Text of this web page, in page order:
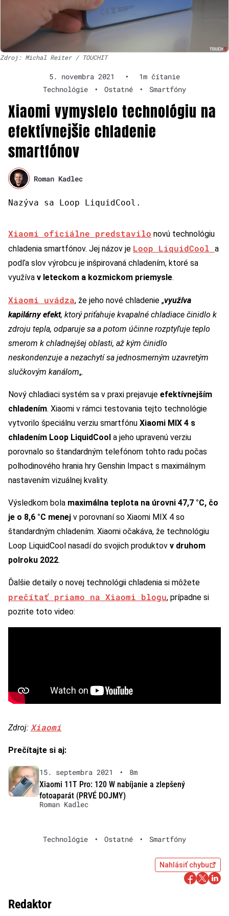
Zdroj: Michal Reiter / TOUCHIT
5. novembra 2021 •
1m čítanie
Technológie
• Ostatné • Smartfóny
Xiaomi vymyslelo technológiu na
efektívnejšie chladenie
smartfónov
Roman Kadlec
Nazýva sa Loop LiquidCool.
Xiaomi oficiálne predstavilo novú technológiu
chladenia smartfónov. Jej názov je Loop LiquidCool a
podľa slov výrobcu je inšpirovaná chladením, ktoré sa
využíva v leteckom a kozmickom priemysle.
Xiaomi uvádza, že jeho nové chladenie „využíva
kapilárny efekt, ktorý priťahuje kvapalné chladiace činidlo k
zdroju tepla, odparuje sa a potom účinne rozptyľuje teplo
smerom k chladnejšej oblasti, až kým činidlo
neskondenzuje a nezachytí sa jednosmerným uzavretým
slučkovým kanálom„.
Nový chladiaci systém sa v praxi prejavuje efektívnejším
chladením. Xiaomi v rámci testovania tejto technológie
vytvorilo špeciálnu verziu smartfónu Xiaomi MIX 4 s
chladením Loop LiquidCool a jeho upravenú verziu
porovnalo so štandardným telefónom tohto radu počas
polhodinového hrania hry Genshin Impact s maximálnym
nastavením vizuálnej kvality.
Výsledkom bola maximálna teplota na úrovni 47,7 °C, čo
je o 8,6 °C menej v porovnaní so Xiaomi MIX 4 so
štandardným chladením. Xiaomi očakáva, že technológiu
Loop LiquidCool nasadí do svojich produktov v druhom
polroku 2022.
Ďalšie detaily o novej technológii chladenia si môžete
prečítať priamo na Xiaomi blogu, prípadne si
pozrite toto video:
Zdroj: Xiaomi
Prečítajte si aj:
15. septembra 2021 •
8m
Xiaomi 11T Pro: 120 W nabíjanie a zlepšený
fotoaparát (PRVÉ DOJMY)
Roman Kadlec
Technológie • Ostatné • Smartfóny
Nahlásiť chybu
Redaktor